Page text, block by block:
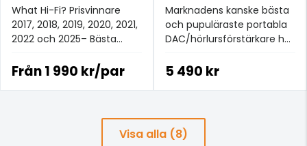
What Hi-Fi? Prisvinnare
2017, 2018, 2019, 2020, 2021,
2022 och 2025– Bästa
£100+.
Från1 990 kr/par
Marknadens kanske bästa
och pupuläraste portabla
DAC/hörlursförstärkare har
5 490 kr
Visa alla (8)